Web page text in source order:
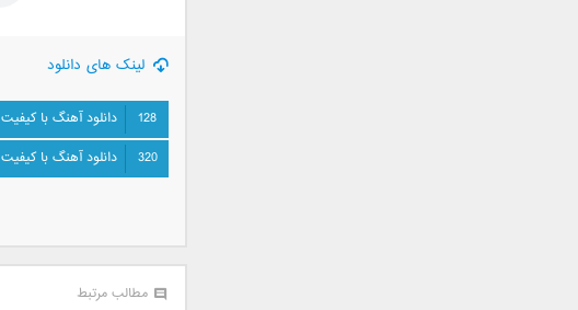
لینک های دانلود
128
دانلود آهنگ با کیفیت 128
320
دانلود آهنگ با کیفیت 320
مطالب مرتبط